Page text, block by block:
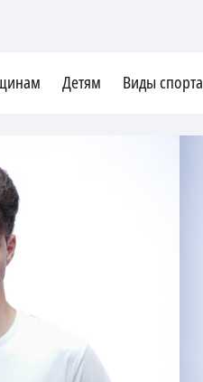
Детям Виды спорта